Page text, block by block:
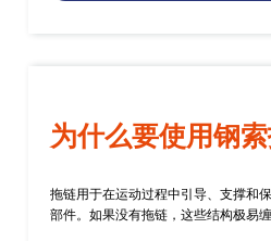
为什么要使用钢
拖链用于在运动过程中引导、支撑和
部件。如果没有拖链，这些结构极易缠